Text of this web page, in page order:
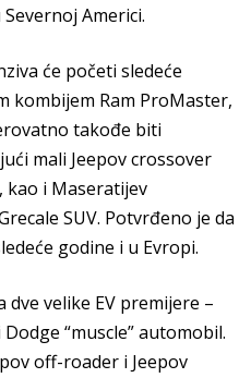
Americi.
će početi sledeće
kombijem Ram ProMaster,
takođe biti
mali Jeepov crossover
kao i Maseratijev
SUV. Potvrđeno je da
godine i u Evropi.
dve velike EV premijere –
“muscle” automobil.
off-roader i Jeepov